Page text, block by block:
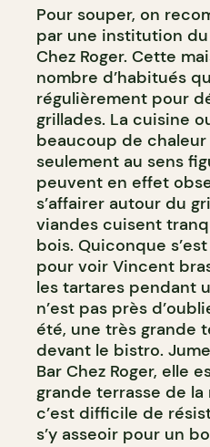
Pour souper, on
par une institution
Chez Roger. Cette
nombre d’habitués
régulièrement pour
grillades. La cuisine
beaucoup de
seulement au sens
peuvent en effet
s’affairer autour du
viandes cuisent
bois. Quiconque
pour voir Vincent
les tartares pendant
n’est pas près
été, une très grande
devant le bistro.
Bar Chez Roger, elle
grande terrasse de
c’est difficile de
s’y asseoir pour un